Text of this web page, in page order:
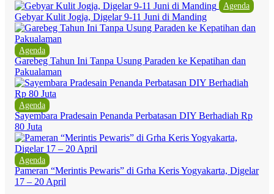
Agenda
Gebyar Kulit Jogja, Digelar 9-11 Juni di Manding
Agenda
Garebeg Tahun Ini Tanpa Usung Paraden ke Kepatihan dan
Pakualaman
Agenda
Sayembara Pradesain Penanda Perbatasan DIY Berhadiah Rp
80 Juta
Agenda
Pameran “Merintis Pewaris” di Grha Keris Yogyakarta, Digelar
17 – 20 April